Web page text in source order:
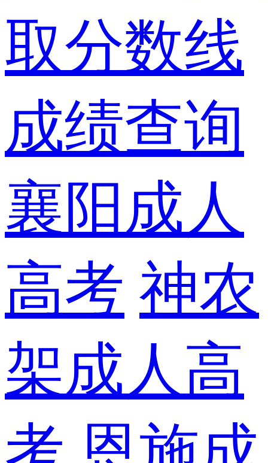
取分数线
成绩查询
襄阳成人
高考 神农
架成人高